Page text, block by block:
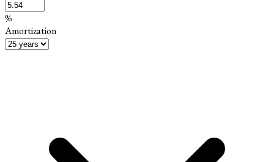
%
Amortization